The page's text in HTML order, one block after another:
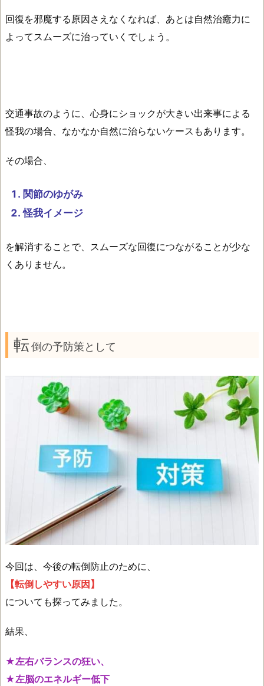
回復を邪魔する原因さえなくなれば、あとは自然治癒力に
よってスムーズに治っていくでしょう。
交通事故のように、心身にショックが大きい出来事による
怪我の場合、なかなか自然に治らないケースもあります。
その場合、
関節のゆがみ
怪我イメージ
を解消することで、スムーズな回復につながることが少な
くありません。
転倒の予防策として
今回は、今後の転倒防止のために、
【転倒しやすい原因】
についても探ってみました。
結果、
★左右バランスの狂い、
★左脳のエネルギー低下